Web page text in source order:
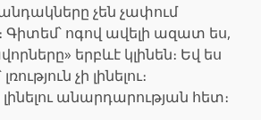
չեն չափում
Գիտեմ՝ ոգով ավելի ազատ ես,
երբևէ կլինեն։ Եվ ես
չի լինելու։
լինելու անարդարության հետ։